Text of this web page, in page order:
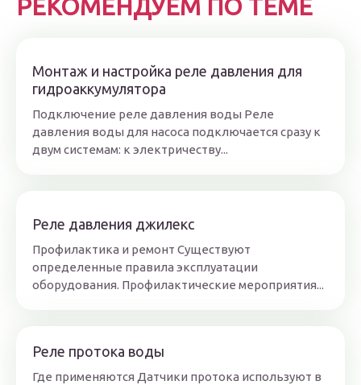
РЕКОМЕНДУЕМ ПО ТЕМЕ
Монтаж и настройка реле давления для
гидроаккумулятора
Подключение реле давления воды Реле
давления воды для насоса подключается сразу к
двум системам: к электричеству...
Реле давления джилекс
Профилактика и ремонт Существуют
определенные правила эксплуатации
оборудования. Профилактические мероприятия...
Реле протока воды
Где применяются Датчики протока используют в